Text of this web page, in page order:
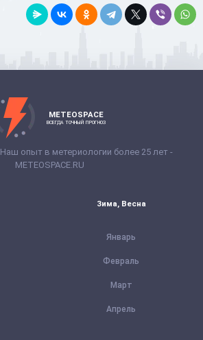
METEOSPACE
ВСЕГДА ТОЧНЫЙ ПРОГНОЗ
опыт в метериологии более 25 лет -
METEOSPACE.RU
Зима, Весна
Январь
Февраль
Март
Апрель